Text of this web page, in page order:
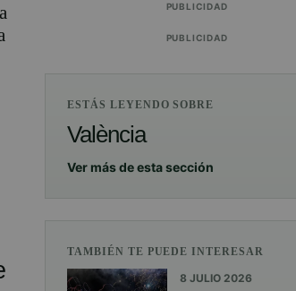
PUBLICIDAD
PUBLICIDAD
ESTÁS LEYENDO SOBRE
València
Ver más de esta sección
TAMBIÉN TE PUEDE INTERESAR
8 JULIO 2026